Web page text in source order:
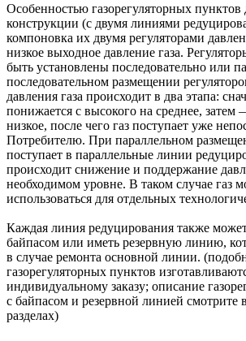
Особенностью газорегуляторных пунктов
конструкции (с двумя линиями
компоновка их двумя регуляторами
низкое выходное давление газа.
быть установлены последовательно или
последовательном размещении
давления газа происходит в два этапа:
понижается с высокого на среднее, затем
низкое, после чего газ поступает уже
Потребителю. При параллельном
поступает в параллельные линии
происходит снижение и поддержание
необходимом уровне. В таком случае газ
использоваться для отдельных
Каждая линия редуцирования также
байпасом или иметь резервную линию,
в случае ремонта основной линии.
газорегуляторных пунктов
индивидуальному заказу; описание
с байпасом и резервной линией смотрите
разделах)